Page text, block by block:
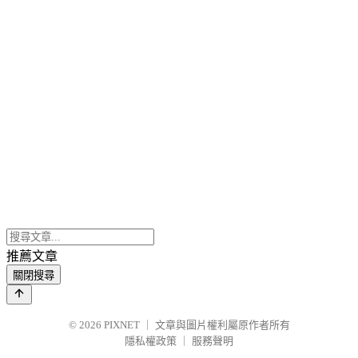
推薦文章
關閉搜尋
© 2026 PIXNET
文章與圖片權利屬原作者所有
隱私權政策
服務聲明